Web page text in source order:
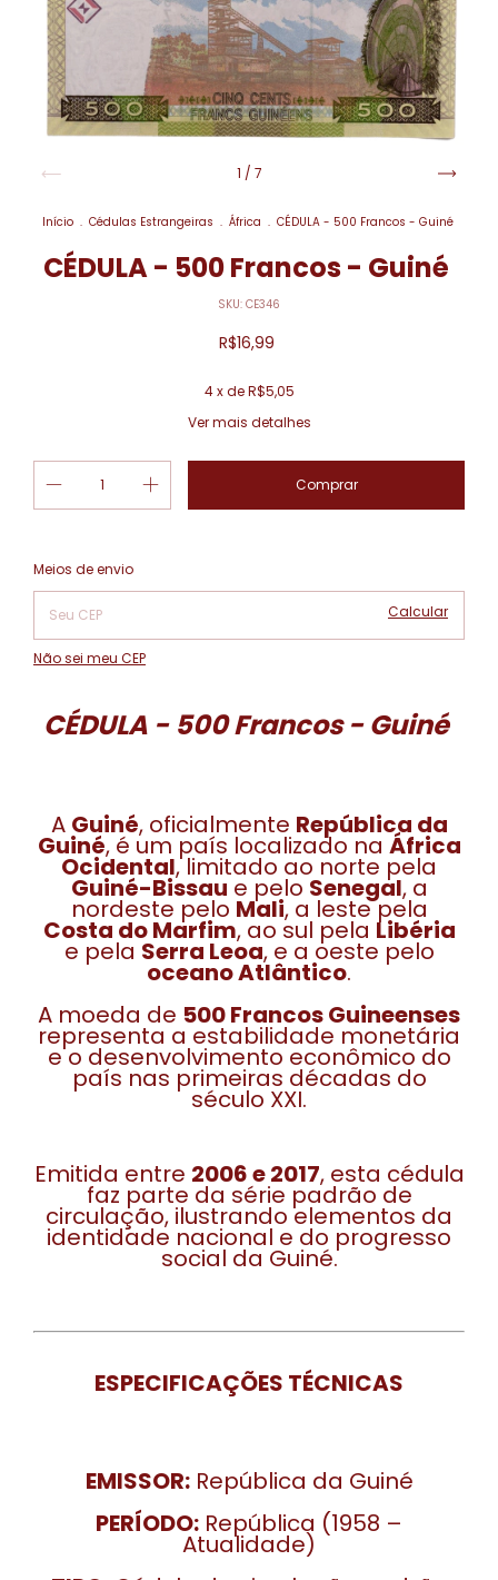
1 / 7
Início . Cédulas Estrangeiras . África . CÉDULA - 500 Francos - Guiné
CÉDULA - 500 Francos - Guiné
SKU: CE346
R$16,99
4 x deR$5,05
Ver mais detalhes
Entregas para o CEP:
Meios de envio
Calcular
Não sei meu CEP
CÉDULA - 500 Francos - Guiné
A Guiné, oficialmente República da
Guiné, é um país localizado na África
Ocidental, limitado ao norte pela
Guiné-Bissau e pelo Senegal, a
nordeste pelo Mali, a leste pela
Costa do Marfim, ao sul pela Libéria
e pela Serra Leoa, e a oeste pelo
oceano Atlântico.
A moeda de 500 Francos Guineenses
representa a estabilidade monetária
e o desenvolvimento econômico do
país nas primeiras décadas do
século XXI.
Emitida entre 2006 e 2017, esta cédula
faz parte da série padrão de
circulação, ilustrando elementos da
identidade nacional e do progresso
social da Guiné.
ESPECIFICAÇÕES TÉCNICAS
EMISSOR:República da Guiné
PERÍODO: República (1958 –
Atualidade)